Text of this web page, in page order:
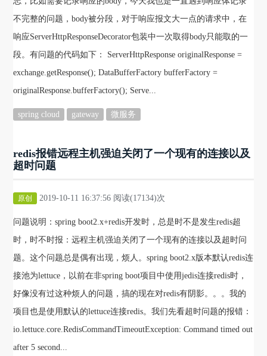
不完整的问题，body被分段，对于响应报文大一点的请求中，在
响应ServerHttpResponseDecorator包装中一次取得body只能取的一
段。有问题的代码如下： ServerHttpResponse originalResponse =
exchange.getResponse(); DataBufferFactory bufferFactory =
originalResponse.bufferFactory(); Serve...
spring cloud gateway 微服务
redis报错远程主机强迫关闭了一个现有的连接以及
超时问题
原创 2019-10-11 16:37:56 阅读(17134)次
问题说明：spring boot2.x+redis开发时，总是时不是发生redis超
时，时不时报：远程主机强迫关闭了一个现有的连接以及超时问
题。这个问题总是偶有出现，烦人。spring boot2.x版本默认redis连
接池为lettuce，以前在非spring boot项目中使用jedis连接redis时，
好像没有过这种烦人的问题，搞的现在对redis有阴影。。。我的
项目也是使用默认的lettuce连接redis。我们先看超时问题的报错：
io.lettuce.core.RedisCommandTimeoutException: Command timed out
after 5 second...